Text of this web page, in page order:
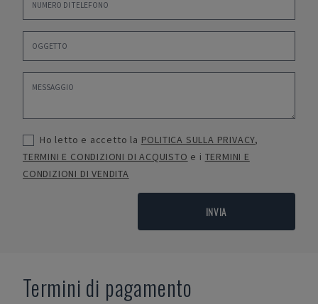
Ho letto e accetto la POLITICA SULLA PRIVACY,
TERMINI E CONDIZIONI DI ACQUISTO e i TERMINI E
CONDIZIONI DI VENDITA
INVIA
Termini di pagamento